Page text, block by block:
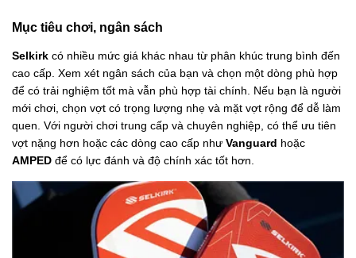
Mục tiêu chơi, ngân sách
Selkirk có nhiều mức giá khác nhau từ phân khúc trung bình đến
cao cấp. Xem xét ngân sách của bạn và chọn một dòng phù hợp
để có trải nghiệm tốt mà vẫn phù hợp tài chính. Nếu bạn là người
mới chơi, chọn vợt có trọng lượng nhẹ và mặt vợt rộng để dễ làm
quen. Với người chơi trung cấp và chuyên nghiệp, có thể ưu tiên
vợt nặng hơn hoặc các dòng cao cấp như Vanguard hoặc
AMPED để có lực đánh và độ chính xác tốt hơn.